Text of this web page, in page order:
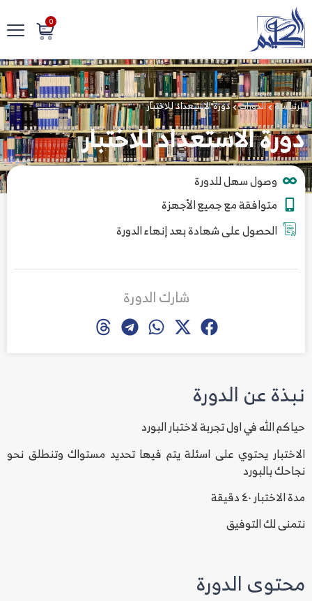
0
الرئيسية الدورات دورة الاستعداد للاختبار
دورة الاستعداد للاختبار
نبذة عن الدورة
حياكم الله في اول تجربة لاختبار البورد
الاختبار يحتوي على اسئلة يتم فيها تحديد مستواك وتنطلق نحو
نجاحك بالبورد
مدة الاختبار ٤٠ دقيقة
نتمنى لك التوفيق
محتوى الدورة
وصول سهل للدورة
متوافقة مع جميع الأجهزة
الحصول على شهادة بعد إنهاء الدورة
شارك الدورة